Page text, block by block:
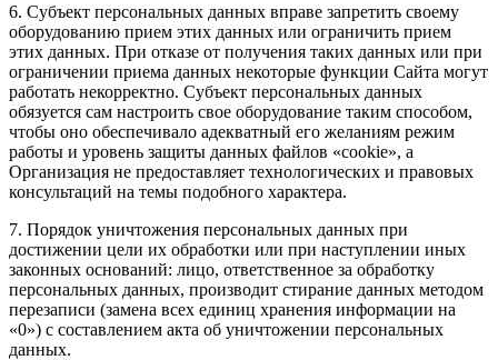
6. Субъект персональных данных вправе запретить своему
оборудованию прием этих данных или ограничить прием
этих данных. При отказе от получения таких данных или при
ограничении приема данных некоторые функции Сайта могут
работать некорректно. Субъект персональных данных
обязуется сам настроить свое оборудование таким способом,
чтобы оно обеспечивало адекватный его желаниям режим
работы и уровень защиты данных файлов «cookie», а
Организация не предоставляет технологических и правовых
консультаций на темы подобного характера.
7. Порядок уничтожения персональных данных при
достижении цели их обработки или при наступлении иных
законных оснований: лицо, ответственное за обработку
персональных данных, производит стирание данных методом
перезаписи (замена всех единиц хранения информации на
«0») с составлением акта об уничтожении персональных
данных.